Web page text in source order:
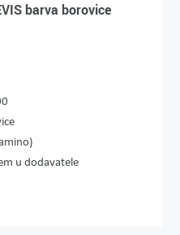
barva borovice
u dodavatele